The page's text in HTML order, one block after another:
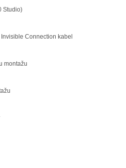
Studio)
Connection kabel
montažu